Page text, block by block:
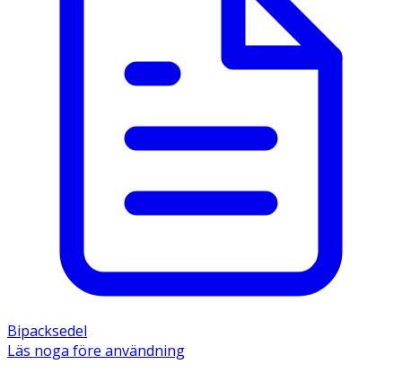
Bipacksedel
Läs noga före användning